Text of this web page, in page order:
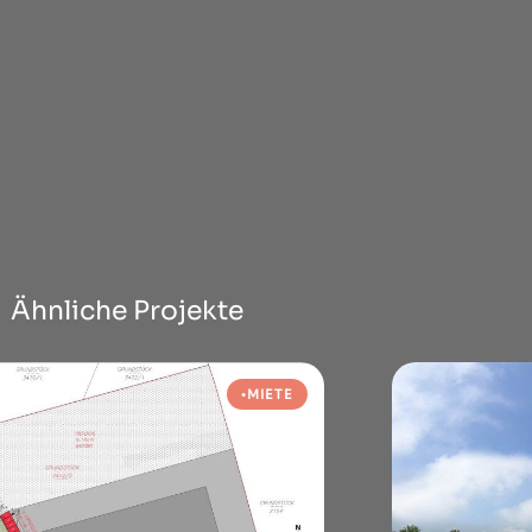
Ähnliche Projekte
MIETE